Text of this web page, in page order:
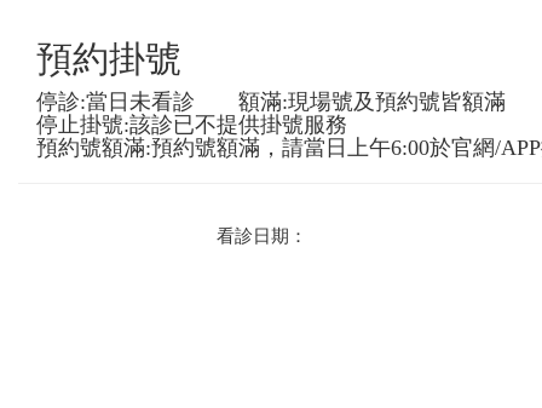
預約掛號
停診:當日未看診 額滿:現場號及預約號皆額滿
停止掛號:該診已不提供掛號服務
預約號額滿:預約號額滿，請當日上午6:00於官網/
看診日期：